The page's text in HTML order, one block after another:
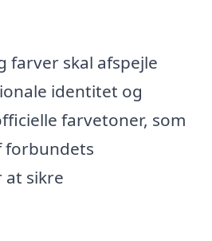
farver skal afspejle
identitet og
farvetoner, som
forbundets
at sikre